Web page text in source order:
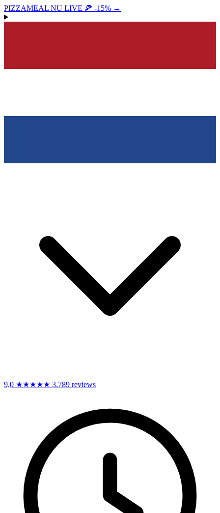
PIZZAMEAL NU LIVE 🍕 -15% →
9,0 ★★★★★ 3.789 reviews